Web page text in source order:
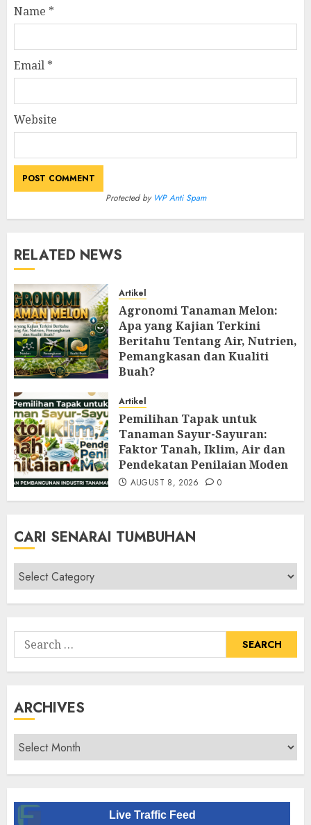
Name *
Email *
Website
Protected by WP Anti Spam
RELATED NEWS
Artikel
Agronomi Tanaman Melon:
Apa yang Kajian Terkini
Beritahu Tentang Air, Nutrien,
Pemangkasan dan Kualiti
Buah?
Artikel
Pemilihan Tapak untuk
Tanaman Sayur-Sayuran:
Faktor Tanah, Iklim, Air dan
Pendekatan Penilaian Moden
AUGUST 8, 2026 0
CARI SENARAI TUMBUHAN
Cari
Senarai
Tumbuhan
Search
for:
ARCHIVES
Archives
Live Traffic Feed